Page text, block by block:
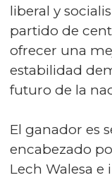
liberal y
partido de
ofrecer una
estabilidad
futuro de la
El ganador es
encabezado
Lech Walesa e